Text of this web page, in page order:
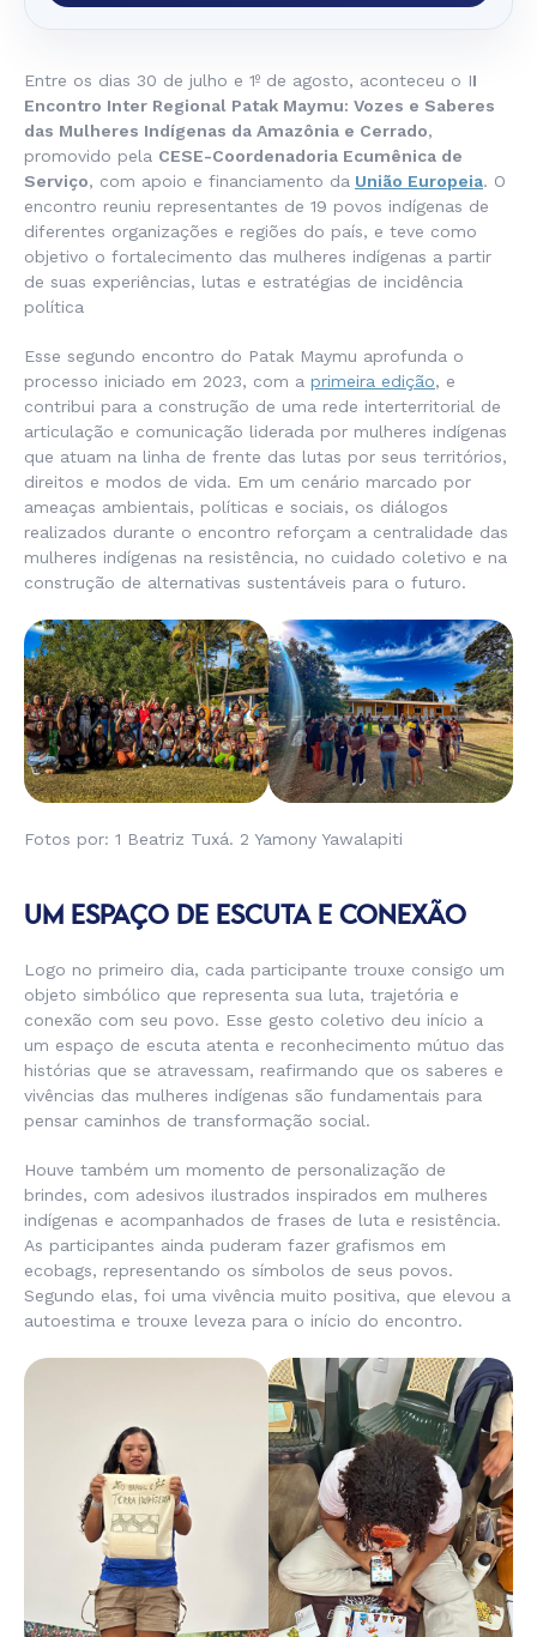
Entre os dias 30 de julho e 1º de agosto, aconteceu o II
Encontro Inter Regional Patak Maymu: Vozes e Saberes
das Mulheres Indígenas da Amazônia e Cerrado,
promovido pela CESE-Coordenadoria Ecumênica de
Serviço, com apoio e financiamento da União Europeia. O
encontro reuniu representantes de 19 povos indígenas de
diferentes organizações e regiões do país, e teve como
objetivo o fortalecimento das mulheres indígenas a partir
de suas experiências, lutas e estratégias de incidência
política
Esse segundo encontro do Patak Maymu aprofunda o
processo iniciado em 2023, com a primeira edição, e
contribui para a construção de uma rede interterritorial de
articulação e comunicação liderada por mulheres indígenas
que atuam na linha de frente das lutas por seus territórios,
direitos e modos de vida. Em um cenário marcado por
ameaças ambientais, políticas e sociais, os diálogos
realizados durante o encontro reforçam a centralidade das
mulheres indígenas na resistência, no cuidado coletivo e na
construção de alternativas sustentáveis para o futuro.
Fotos por: 1 Beatriz Tuxá. 2 Yamony Yawalapiti
UM ESPAÇO DE ESCUTA E CONEXÃO
Logo no primeiro dia, cada participante trouxe consigo um
objeto simbólico que representa sua luta, trajetória e
conexão com seu povo. Esse gesto coletivo deu início a
um espaço de escuta atenta e reconhecimento mútuo das
histórias que se atravessam, reafirmando que os saberes e
vivências das mulheres indígenas são fundamentais para
pensar caminhos de transformação social.
Houve também um momento de personalização de
brindes, com adesivos ilustrados inspirados em mulheres
indígenas e acompanhados de frases de luta e resistência.
As participantes ainda puderam fazer grafismos em
ecobags, representando os símbolos de seus povos.
Segundo elas, foi uma vivência muito positiva, que elevou a
autoestima e trouxe leveza para o início do encontro.